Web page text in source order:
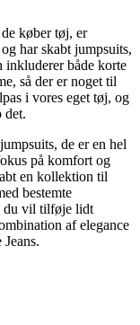
køber tøj, er
har skabt jumpsuits,
inkluderer både korte
så der er noget til
i vores eget tøj, og
det.
de er en hel
på komfort og
en kollektion til
bestemte
du vil tilføje lidt
af elegance